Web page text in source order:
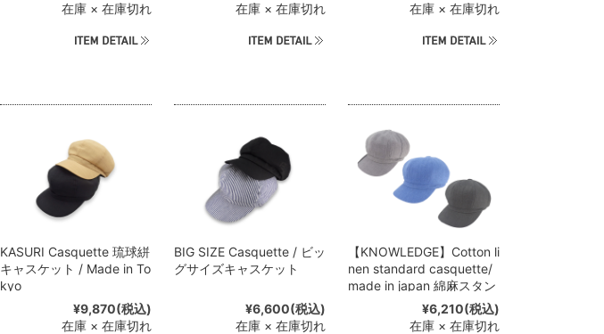
在庫 × 在庫切れ
在庫 × 在庫切れ
在庫 × 在庫切れ
KASURI Casquette 琉球絣
キャスケット / Made in To
kyo
¥9,870(税込)
在庫 × 在庫切れ
BIG SIZE Casquette / ビッ
グサイズキャスケット
¥6,600(税込)
在庫 × 在庫切れ
【KNOWLEDGE】Cotton li
nen standard casquette/
made in japan 綿麻スタン
ダードキャスケット
¥6,210(税込)
在庫 × 在庫切れ